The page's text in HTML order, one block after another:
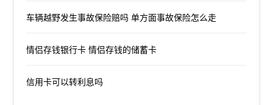
车辆越野发生事故保险赔吗 单方面事故保险怎么走
情侣存钱银行卡 情侣存钱的储蓄卡
信用卡可以转利息吗